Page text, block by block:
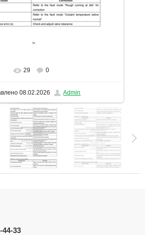
размере 1131x1600
29 0
08.02.2026 Admin
44-33